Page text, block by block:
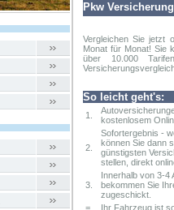
Pkw
Vergleichen Sie jetzt
Monat für Monat! Sie
über 10.000
So leicht geht's:
1.
kostenlosem
2.
Sofortergebnis -
können Sie dann
günstigsten
stellen, direkt
3.
Innerhalb von 3-4
bekommen Sie
zugeschickt.
=
Ihr Fahrzeug ist